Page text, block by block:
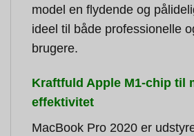
model en flydende og
ideel til både professionelle
brugere.
Kraftfuld Apple M1-chip til
effektivitet
MacBook Pro 2020 er